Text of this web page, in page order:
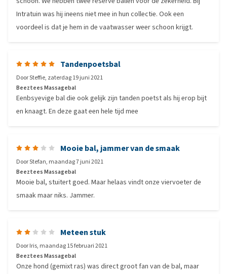
Intratuin was hij ineens niet mee in hun collectie. Ook een
voordeel is dat je hem in de vaatwasser weer schoon krijgt.
Tandenpoetsbal
DoorSteffie, zaterdag 19 juni 2021
Beeztees Massagebal
Eenbsyevige bal die ook gelijk zijn tanden poetst als hij erop bijt
en knaagt. En deze gaat een hele tijd mee
Mooie bal, jammer van de smaak
DoorStefan, maandag 7 juni 2021
Beeztees Massagebal
Mooie bal, stuitert goed. Maar helaas vindt onze viervoeter de
smaak maar niks. Jammer.
Meteen stuk
DoorIris, maandag 15 februari 2021
Beeztees Massagebal
Onze hond (gemixt ras) was direct groot fan van de bal, maar